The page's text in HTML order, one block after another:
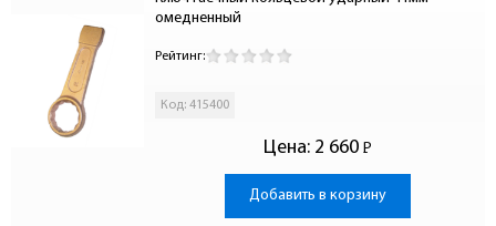
омедненный
Рейтинг:
Код: 415400
Цена: 2 660 Р
-
Добавить в корзину